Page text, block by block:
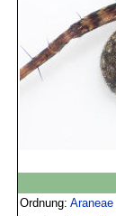
Ordnung:Araneae